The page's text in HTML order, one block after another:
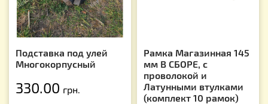
Подставка под улей
Многокорпусный
330.00 грн.
Рамка Магазинная 145
мм В СБОРЕ, с
проволокой и
Латунными втулками
(комплект 10 рамок)